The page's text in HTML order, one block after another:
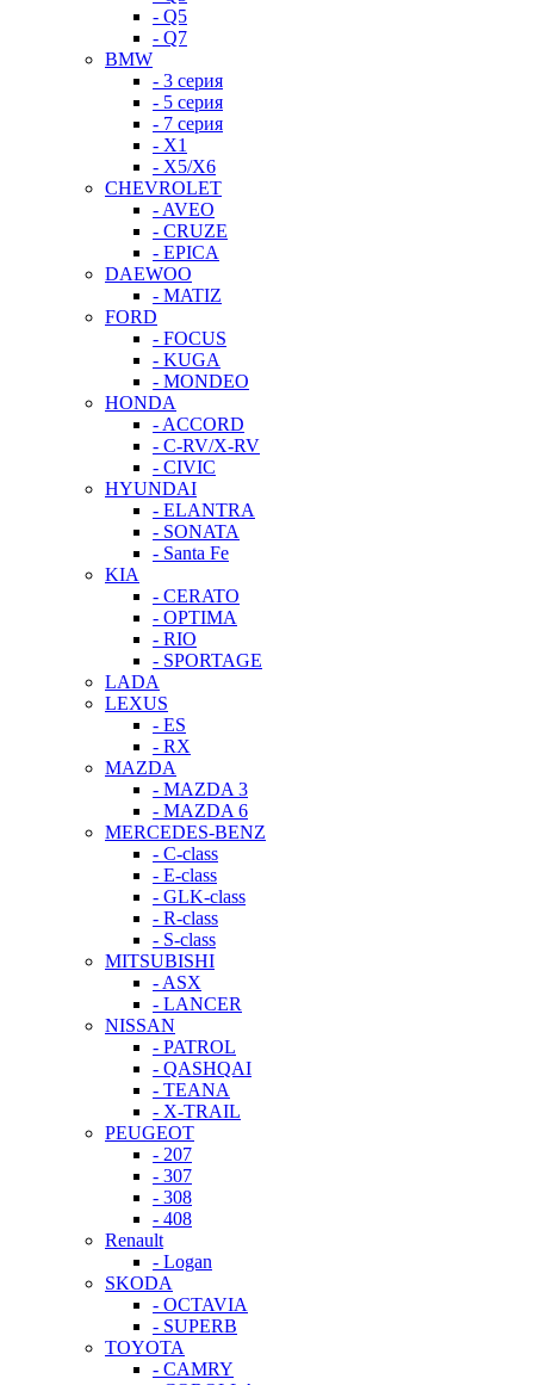
- Q5
- Q7
BMW
- 3 серия
- 5 серия
- 7 серия
- X1
- X5/X6
CHEVROLET
- AVEO
- CRUZE
- EPICA
DAEWOO
- MATIZ
FORD
- FOCUS
- KUGA
- MONDEO
HONDA
- ACCORD
- C-RV/X-RV
- CIVIC
HYUNDAI
- ELANTRA
- SONATA
- Santa Fe
KIA
- CERATO
- OPTIMA
- RIO
- SPORTAGE
LADA
LEXUS
- ES
- RX
MAZDA
- MAZDA 3
- MAZDA 6
MERCEDES-BENZ
- C-class
- E-class
- GLK-class
- R-class
- S-class
MITSUBISHI
- ASX
- LANCER
NISSAN
- PATROL
- QASHQAI
- TEANA
- X-TRAIL
PEUGEOT
- 207
- 307
- 308
- 408
Renault
- Logan
SKODA
- OCTAVIA
- SUPERB
TOYOTA
- CAMRY